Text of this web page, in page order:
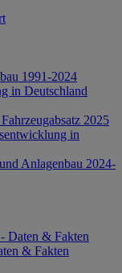
1991-2024
in Deutschland
2025
in
Anlagenbau 2024-
Daten & Fakten
& Fakten